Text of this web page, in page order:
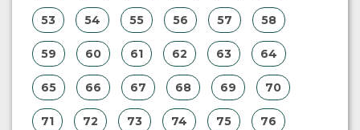
53 54 55 56 57 58
59 60 61 62 63 64
65 66 67 68 69 70
71 72 73 74 75 76